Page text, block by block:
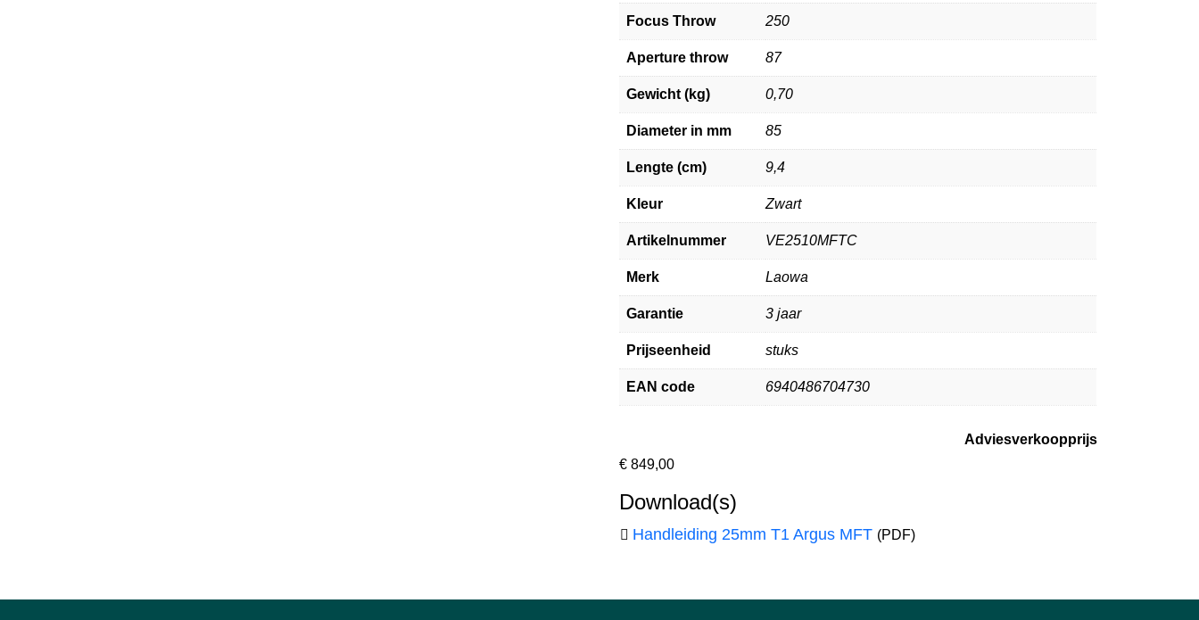
Focus Throw 250
Aperture throw 87
Gewicht (kg) 0,70
Diameter in mm 85
Lengte (cm) 9,4
Kleur Zwart
Artikelnummer VE2510MFTC
Merk Laowa
Garantie 3 jaar
Prijseenheid stuks
EAN code 6940486704730
Adviesverkoopprijs
€ 849,00
Download(s)
Handleiding 25mm T1 Argus MFT (PDF)